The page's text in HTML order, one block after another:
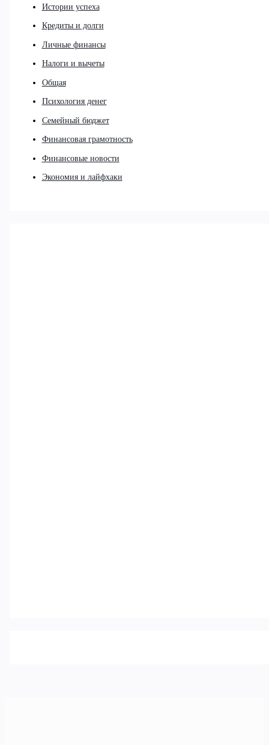
Истории успеха
Кредиты и долги
Личные финансы
Налоги и вычеты
Общая
Психология денег
Семейный бюджет
Финансовая грамотность
Финансовые новости
Экономия и лайфхаки